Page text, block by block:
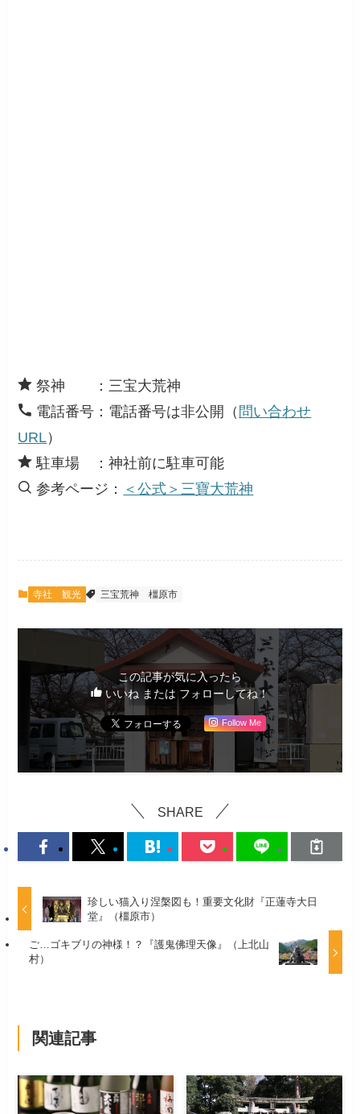
祭神 ：三宝大荒神
電話番号：電話番号は非公開（ 問い合わせ
URL）
駐車場 ：神社前に駐車可能
参考ページ： ＜公式＞三寶大荒神
寺社 観光 三宝荒神 橿原市
この記事が気に入ったら
いいね または フォローしてね！
Follow Me
SHARE
珍しい猫入り涅槃図も！重要文化財『正蓮寺大日
堂』（橿原市）
ご…ゴキブリの神様！？『護鬼佛理天像』（上北山
村）
関連記事